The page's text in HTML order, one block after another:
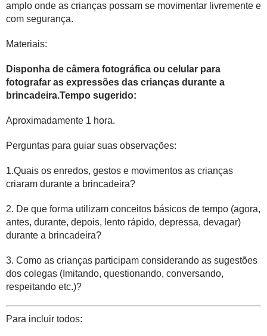
amplo onde as crianças possam se movimentar livremente e
com segurança.
Materiais:
Disponha de câmera fotográfica ou celular para
fotografar as expressões das crianças durante a
brincadeira.Tempo sugerido:
Aproximadamente 1 hora.
Perguntas para guiar suas observações:
1.Quais os enredos, gestos e movimentos as crianças
criaram durante a brincadeira?
2. De que forma utilizam conceitos básicos de tempo (agora,
antes, durante, depois, lento rápido, depressa, devagar)
durante a brincadeira?
3. Como as crianças participam considerando as sugestões
dos colegas (Imitando, questionando, conversando,
respeitando etc.)?
Para incluir todos: